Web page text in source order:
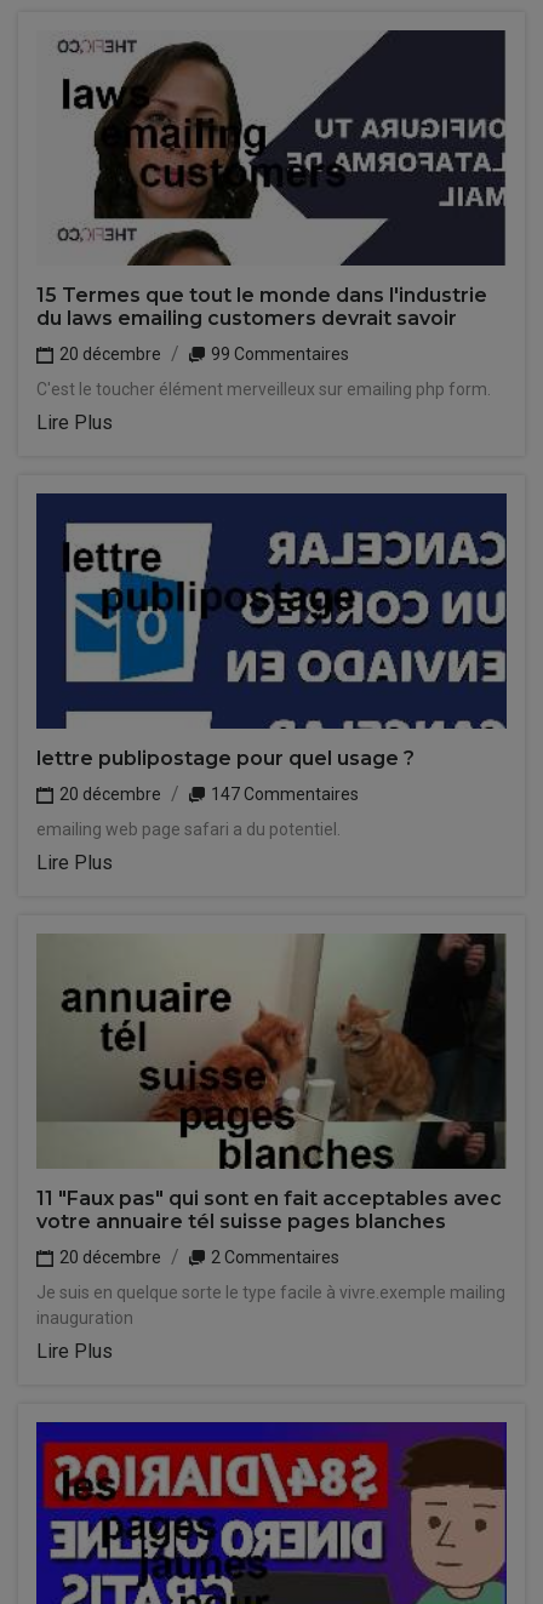
15 Termes que tout le monde dans l'industrie
du laws emailing customers devrait savoir
20 décembre
99 Commentaires
C'est le toucher élément merveilleux sur emailing php form.
Lire Plus
lettre publipostage pour quel usage ?
20 décembre
147 Commentaires
emailing web page safari a du potentiel.
Lire Plus
11 "Faux pas" qui sont en fait acceptables avec
votre annuaire tél suisse pages blanches
20 décembre
2 Commentaires
Je suis en quelque sorte le type facile à vivre.exemple mailing
inauguration
Lire Plus